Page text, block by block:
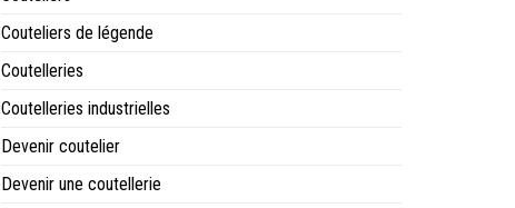
Couteliers de légende
Coutelleries
Coutelleries industrielles
Devenir coutelier
Devenir une coutellerie